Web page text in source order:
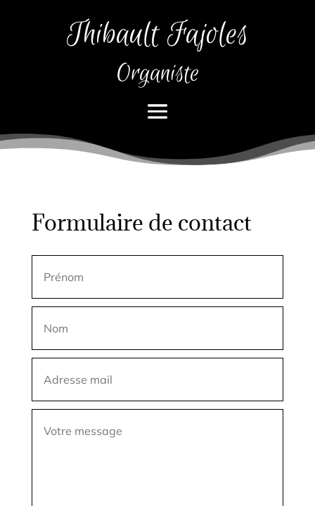
Thibault Fajoles
Organiste
Formulaire de contact